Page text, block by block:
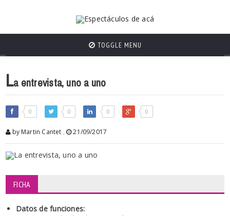
TOGGLE MENU
La entrevista, uno a uno
0 0 0 0
by Martin Cantet , 21/09/2017
FICHA
Datos de funciones: